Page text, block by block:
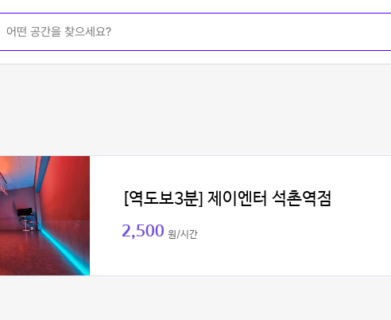
[역도보3분] 제이엔터 석촌역점
2,500 원/시간